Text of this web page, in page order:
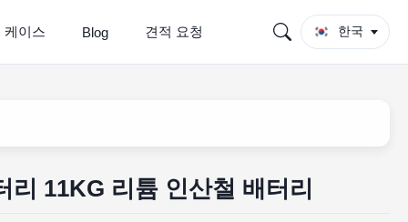
케이스 Blog 견적 요청 한국
11KG 리튬 인산철 배터리